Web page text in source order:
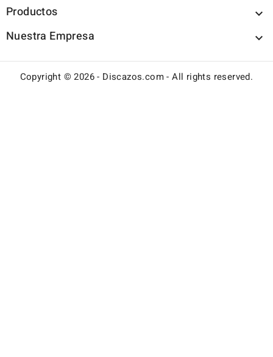
Productos 
Nuestra Empresa 
Copyright © 2026 - Discazos.com - All rights reserved.